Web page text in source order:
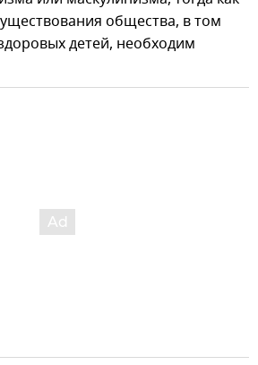
общества, в том
детей, необходим